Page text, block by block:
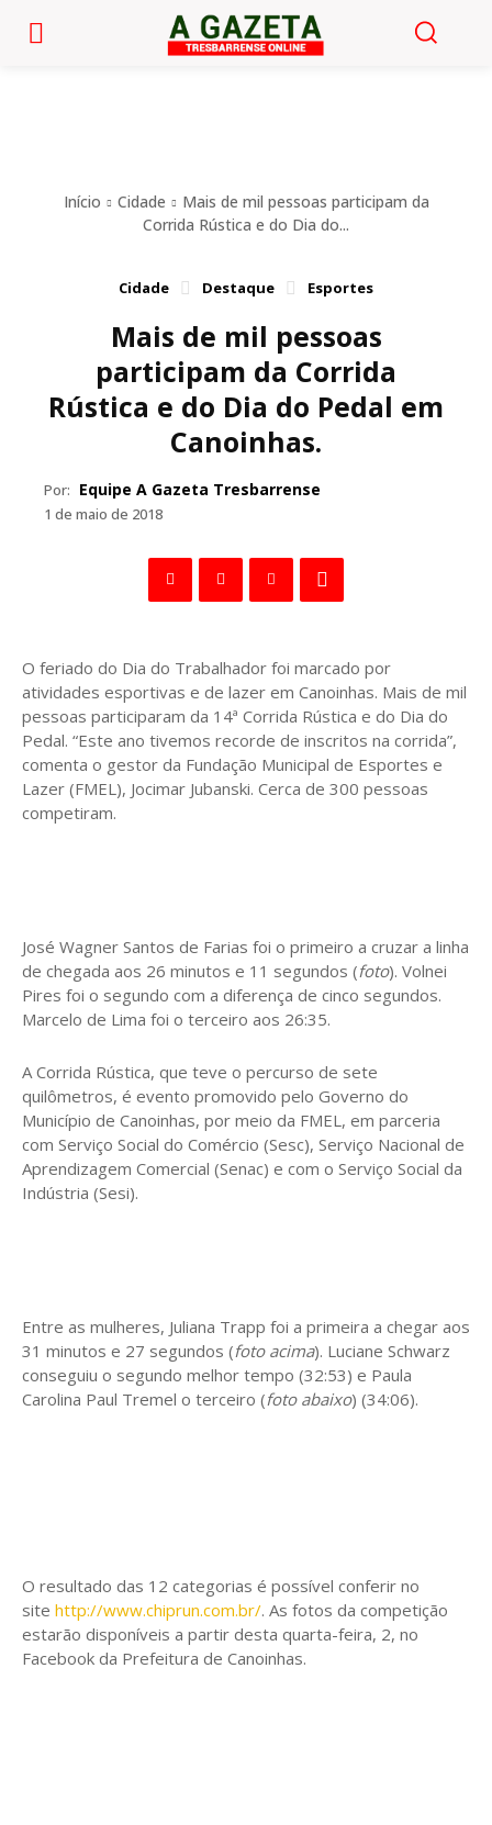
Início Cidade
Mais de mil pessoas participam da
Corrida Rústica e do Dia do...
Cidade Destaque Esportes
Mais de mil pessoas
participam da Corrida
Rústica e do Dia do Pedal em
Canoinhas.
Por: Equipe A Gazeta Tresbarrense
1 de maio de 2018
O feriado do Dia do Trabalhador foi marcado por
atividades esportivas e de lazer em Canoinhas. Mais de mil
pessoas participaram da 14ª Corrida Rústica e do Dia do
Pedal. “Este ano tivemos recorde de inscritos na corrida”,
comenta o gestor da Fundação Municipal de Esportes e
Lazer (FMEL), Jocimar Jubanski. Cerca de 300 pessoas
competiram.
José Wagner Santos de Farias foi o primeiro a cruzar a linha
de chegada aos 26 minutos e 11 segundos (foto). Volnei
Pires foi o segundo com a diferença de cinco segundos.
Marcelo de Lima foi o terceiro aos 26:35.
A Corrida Rústica, que teve o percurso de sete
quilômetros, é evento promovido pelo Governo do
Município de Canoinhas, por meio da FMEL, em parceria
com Serviço Social do Comércio (Sesc), Serviço Nacional de
Aprendizagem Comercial (Senac) e com o Serviço Social da
Indústria (Sesi).
Entre as mulheres, Juliana Trapp foi a primeira a chegar aos
31 minutos e 27 segundos (foto acima). Luciane Schwarz
conseguiu o segundo melhor tempo (32:53) e Paula
Carolina Paul Tremel o terceiro (foto abaixo) (34:06).
O resultado das 12 categorias é possível conferir no
site http://www.chiprun.com.br/. As fotos da competição
estarão disponíveis a partir desta quarta-feira, 2, no
Facebook da Prefeitura de Canoinhas.